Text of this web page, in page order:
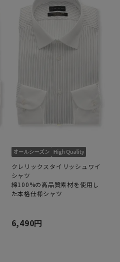
クレリックスタイリッシュワイ
シャツ
綿100%の高品質素材を使用し
た本格仕様シャツ
6,490円